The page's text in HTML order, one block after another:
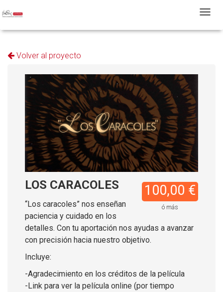
T
Volver al proyecto
100,00 €
ó más
LOS CARACOLES
“Los caracoles” nos enseñan
paciencia y cuidado en los
detalles. Con tu aportación nos ayudas a avanzar
con precisión hacia nuestro objetivo.
Incluye:
-Agradecimiento en los créditos de la película
-Link para ver la película online (por tiempo